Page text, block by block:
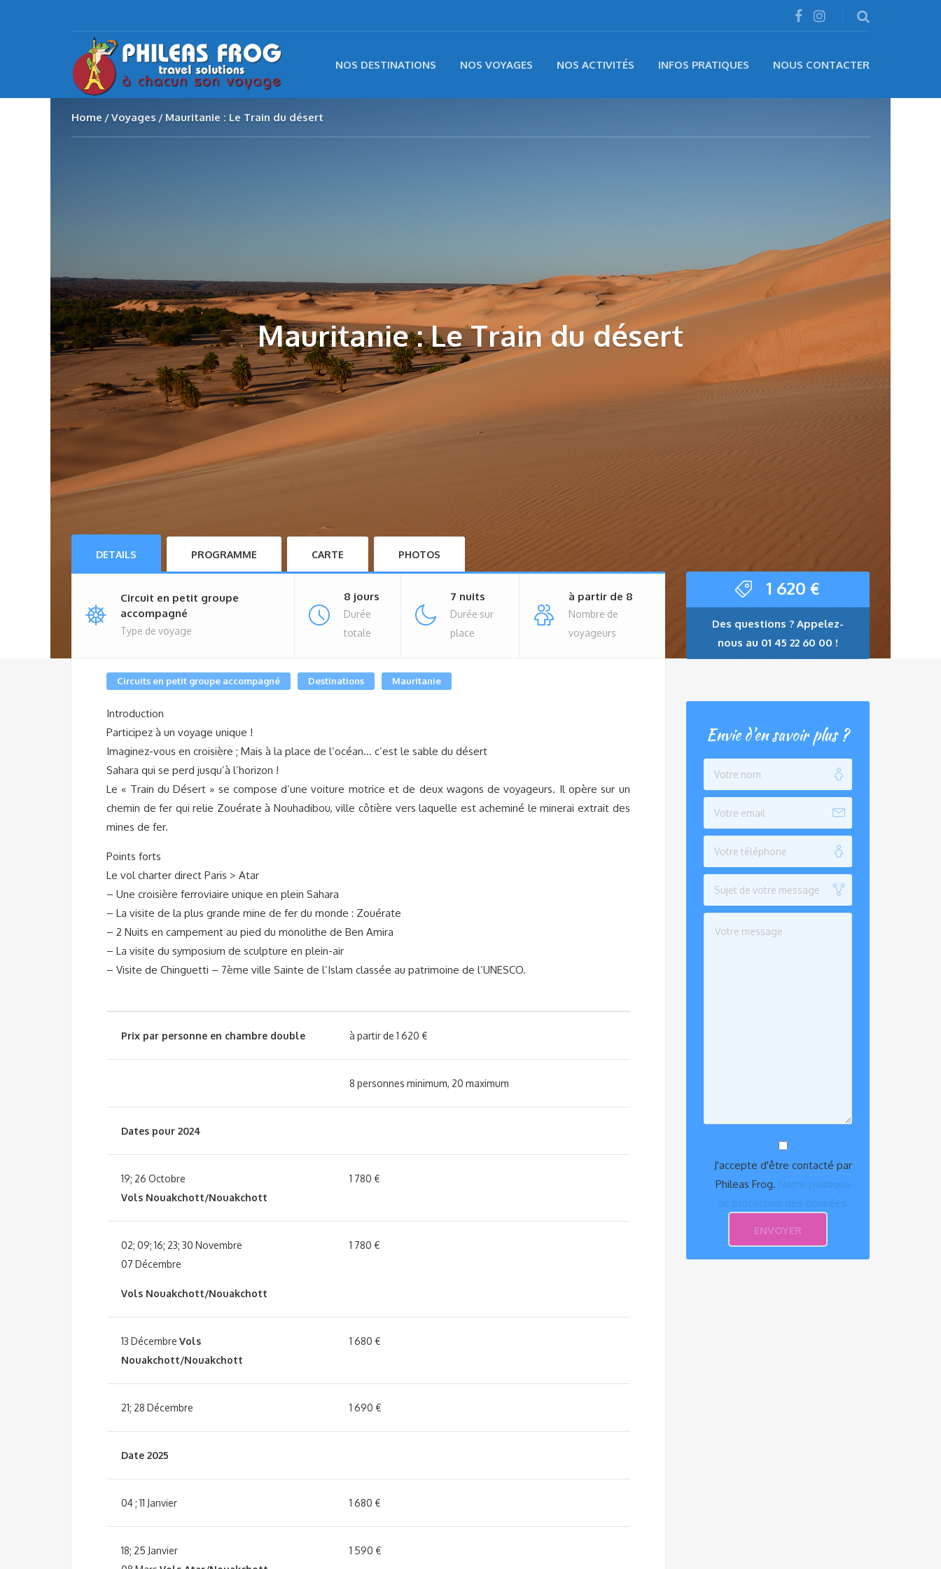
NOS DESTINATIONS NOS VOYAGES NOS ACTIVITÉS INFOS PRATIQUES NOUS CONTACTER
Home Voyages Mauritanie : Le Train du désert
Mauritanie : Le Train du désert
DETAILS PROGRAMME CARTE PHOTOS
Circuit en petit groupe
accompagné
Type de voyage
8 jours
Durée
totale
7 nuits
Durée sur
place
à partir de 8
Nombre de
voyageurs
Circuits en petit groupe accompagné Destinations Mauritanie
Introduction
Participez à un voyage unique !
Imaginez-vous en croisière ; Mais à la place de l’océan… c’est le sable du désert
Sahara qui se perd jusqu’à l’horizon !
Le « Train du Désert » se compose d’une voiture motrice et de deux wagons de voyageurs. Il opère sur un
chemin de fer qui relie Zouérate à Nouhadibou, ville côtière vers laquelle est acheminé le minerai extrait des
mines de fer.
Points forts
Le vol charter direct Paris > Atar
– Une croisière ferroviaire unique en plein Sahara
– La visite de la plus grande mine de fer du monde : Zouérate
– 2 Nuits en campement au pied du monolithe de Ben Amira
– La visite du symposium de sculpture en plein-air
– Visite de Chinguetti – 7ème ville Sainte de l’Islam classée au patrimoine de l’UNESCO.
Prix par personne en chambre double à partir de 1 620 €
8 personnes minimum, 20 maximum
Dates pour 2024
19; 26 Octobre
Vols Nouakchott/Nouakchott
1 780 €
02; 09; 16; 23; 30 Novembre
07 Décembre
Vols Nouakchott/Nouakchott
1 780 €
13 Décembre Vols
Nouakchott/Nouakchott
1 680 €
21; 28 Décembre 1 690 €
Date 2025
04 ; 11 Janvier 1 680 €
18; 25 Janvier
1 590 €
1 620€
Des questions ? Appelez-
nous au 01 45 22 60 00 !
Envie d'en savoir plus ?
J'accepte d'être contacté par
Phileas Frog. Notre politique
de protection des données.